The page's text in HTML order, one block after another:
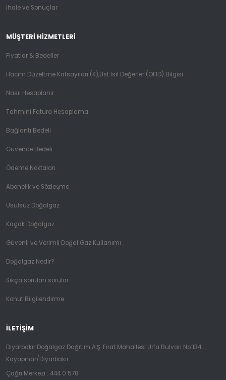
İhale ve Sonuçlar
MÜŞTERI HIZMETLERI
Fiyatlar & Bedeller
Hacim Düzeltme Katsayıları (K),Üst Isıl Değerler (OFID) Bilgisi
Nasıl Hesaplanır
Tahmini Fatura Hesaplama
Bağlantı Bedeli
Güvence Bedeli
Ödeme Noktaları
Abonelik ve Sözleşme
Usulsüz Doğalgaz
Kaçak Doğalgaz
Güvenli ve Verimli Doğal Gaz Kullanımı
Doğalgaz Nedir?
Sıkça sorulan sorular
Konut Bilgilendirme
İLETIŞIM
Diyarbakır Doğalgaz Dağıtım A.Ş. Fırat Mahallesi Urfa Bulvarı No:134
Kayapınar/Diyarbakır
Çağrı Merkezi : 444 0 578